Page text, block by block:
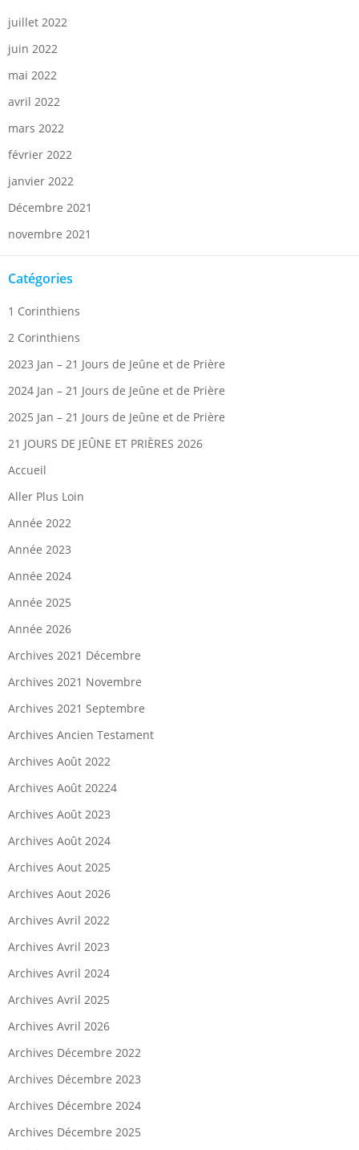
juillet 2022
juin 2022
mai 2022
avril 2022
mars 2022
février 2022
janvier 2022
Décembre 2021
novembre 2021
Catégories
1 Corinthiens
2 Corinthiens
2023 Jan – 21 Jours de Jeûne et de Prière
2024 Jan – 21 Jours de Jeûne et de Prière
2025 Jan – 21 Jours de Jeûne et de Prière
21 JOURS DE JEÛNE ET PRIÈRES 2026
Accueil
Aller Plus Loin
Année 2022
Année 2023
Année 2024
Année 2025
Année 2026
Archives 2021 Décembre
Archives 2021 Novembre
Archives 2021 Septembre
Archives Ancien Testament
Archives Août 2022
Archives Août 20224
Archives Août 2023
Archives Août 2024
Archives Aout 2025
Archives Aout 2026
Archives Avril 2022
Archives Avril 2023
Archives Avril 2024
Archives Avril 2025
Archives Avril 2026
Archives Décembre 2022
Archives Décembre 2023
Archives Décembre 2024
Archives Décembre 2025